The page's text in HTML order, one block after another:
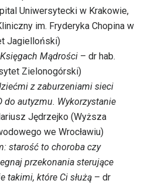
Uniwersytecki w Krakowie,
im. Fryderyka Chopina w
Jagielloński)
Mądrości – dr hab.
Zielonogórski)
z zaburzeniami sieci
do autyzmu. Wykorzystanie
Jędrzejko (Wyższa
we Wrocławiu)
starość to choroba czy
przekonania sterujące
takimi, które Ci służą – dr